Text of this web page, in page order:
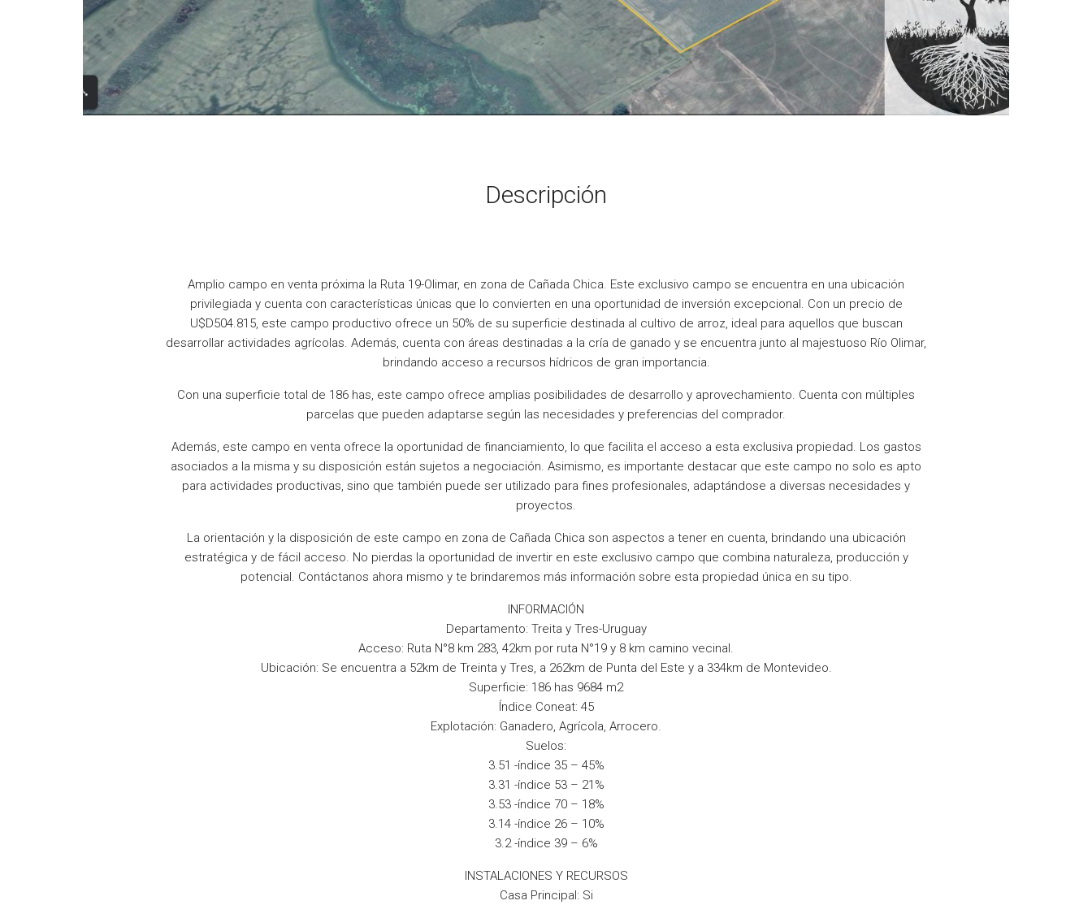
Descripción
Amplio campo en venta próxima la Ruta 19-Olimar, en zona de Cañada Chica. Este exclusivo campo se encuentra en una ubicación
privilegiada y cuenta con características únicas que lo convierten en una oportunidad de inversión excepcional. Con un precio de
U$D504.815, este campo productivo ofrece un 50% de su superficie destinada al cultivo de arroz, ideal para aquellos que buscan
desarrollar actividades agrícolas. Además, cuenta con áreas destinadas a la cría de ganado y se encuentra junto al majestuoso Río Olimar,
brindando acceso a recursos hídricos de gran importancia.
Con una superficie total de 186 has, este campo ofrece amplias posibilidades de desarrollo y aprovechamiento. Cuenta con múltiples
parcelas que pueden adaptarse según las necesidades y preferencias del comprador.
Además, este campo en venta ofrece la oportunidad de financiamiento, lo que facilita el acceso a esta exclusiva propiedad. Los gastos
asociados a la misma y su disposición están sujetos a negociación. Asimismo, es importante destacar que este campo no solo es apto
para actividades productivas, sino que también puede ser utilizado para fines profesionales, adaptándose a diversas necesidades y
proyectos.
La orientación y la disposición de este campo en zona de Cañada Chica son aspectos a tener en cuenta, brindando una ubicación
estratégica y de fácil acceso. No pierdas la oportunidad de invertir en este exclusivo campo que combina naturaleza, producción y
potencial. Contáctanos ahora mismo y te brindaremos más información sobre esta propiedad única en su tipo.
INFORMACIÓN
Departamento: Treita y Tres-Uruguay
Acceso: Ruta N°8 km 283, 42km por ruta N°19 y 8 km camino vecinal.
Ubicación: Se encuentra a 52km de Treinta y Tres, a 262km de Punta del Este y a 334km de Montevideo.
Superficie: 186 has 9684 m2
Índice Coneat: 45
Explotación: Ganadero, Agrícola, Arrocero.
Suelos:
3.51 -índice 35 – 45%
3.31 -índice 53 – 21%
3.53 -índice 70 – 18%
3.14 -índice 26 – 10%
3.2 -índice 39 – 6%
INSTALACIONES Y RECURSOS
Casa Principal: Si